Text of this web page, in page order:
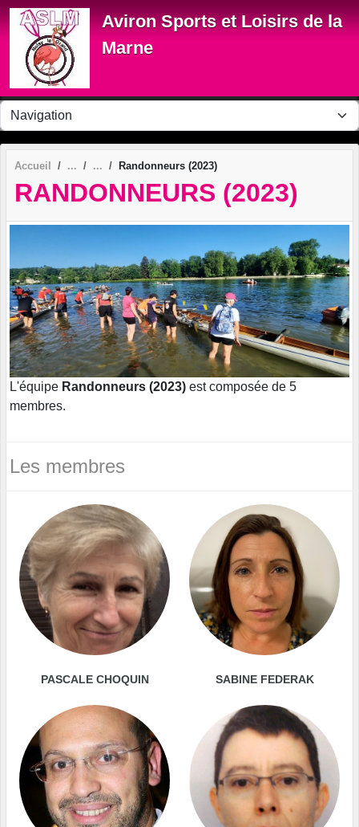
Aviron Sports et Loisirs de la
Marne
Accueil Randonneurs (2023)
RANDONNEURS (2023)
L'équipe Randonneurs (2023) est composée de 5
membres.
Les membres
PASCALE CHOQUIN SABINE FEDERAK
Panneau de gestion des cookies